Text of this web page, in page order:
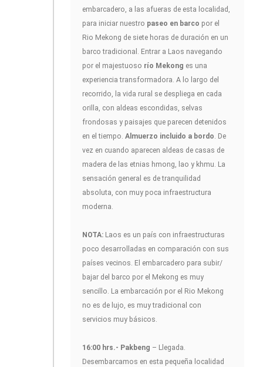
embarcadero, a las afueras de esta localidad,
para iniciar nuestro paseo en barco por el
Rio Mekong de siete horas de duración en un
barco tradicional. Entrar a Laos navegando
por el majestuoso río Mekong es una
experiencia transformadora. A lo largo del
recorrido, la vida rural se despliega en cada
orilla, con aldeas escondidas, selvas
frondosas y paisajes que parecen detenidos
en el tiempo. Almuerzo incluido a bordo . De
vez en cuando aparecen aldeas de casas de
madera de las etnias hmong, lao y khmu. La
sensación general es de tranquilidad
absoluta, con muy poca infraestructura
moderna.
NOTA: Laos es un país con infraestructuras
poco desarrolladas en comparación con sus
países vecinos. El embarcadero para subir/
bajar del barco por el Mekong es muy
sencillo. La embarcación por el Rio Mekong
no es de lujo, es muy tradicional con
servicios muy básicos.
16:00 hrs.- Pakbeng – Llegada.
Desembarcamos en esta pequeña localidad